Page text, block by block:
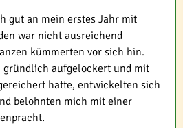
gut an mein erstes Jahr mit
war nicht ausreichend
kümmerten vor sich hin.
gründlich aufgelockert und mit
hatte, entwickelten sich
belohnten mich mit einer